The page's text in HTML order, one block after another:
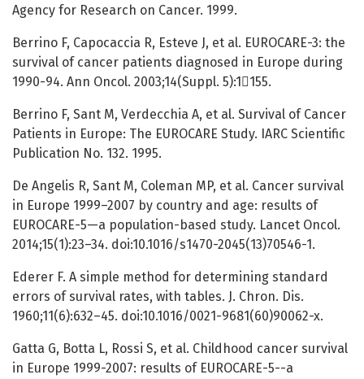
Agency for Research on Cancer. 1999.
Berrino F, Capocaccia R, Esteve J, et al. EUROCARE-3: the
survival of cancer patients diagnosed in Europe during
1990-94. Ann Oncol. 2003;14(Suppl. 5):1155.
Berrino F, Sant M, Verdecchia A, et al. Survival of Cancer
Patients in Europe: The EUROCARE Study. IARC Scientific
Publication No. 132. 1995.
De Angelis R, Sant M, Coleman MP, et al. Cancer survival
in Europe 1999–2007 by country and age: results of
EUROCARE-5—a population-based study. Lancet Oncol.
2014;15(1):23–34. doi:10.1016/s1470-2045(13)70546-1.
Ederer F. A simple method for determining standard
errors of survival rates, with tables. J. Chron. Dis.
1960;11(6):632–45. doi:10.1016/0021-9681(60)90062-x.
Gatta G, Botta L, Rossi S, et al. Childhood cancer survival
in Europe 1999-2007: results of EUROCARE-5--a